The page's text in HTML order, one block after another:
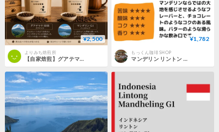
¥2,500
よりみち焙煎所
【自家焙煎】グアテマラ×マンデリン 飲み比べセット
¥1,782
もっくん珈琲 SHOP
マンデリン リントン タノ バタック （深煎り） 200g